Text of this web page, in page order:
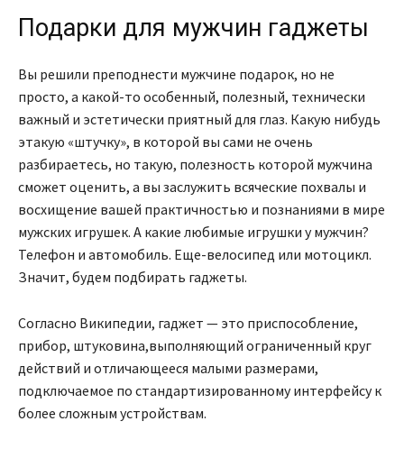
Подарки для мужчин гаджеты
Вы решили преподнести мужчине подарок, но не
просто, а какой-то особенный, полезный, технически
важный и эстетически приятный для глаз. Какую нибудь
этакую «штучку», в которой вы сами не очень
разбираетесь, но такую, полезность которой мужчина
сможет оценить, а вы заслужить всяческие похвалы и
восхищение вашей практичностью и познаниями в мире
мужских игрушек. А какие любимые игрушки у мужчин?
Телефон и автомобиль. Еще-велосипед или мотоцикл.
Значит, будем подбирать гаджеты.
Согласно Википедии, гаджет — это приспособление,
прибор, штуковина,выполняющий ограниченный круг
действий и отличающееся малыми размерами,
подключаемое по стандартизированному интерфейсу к
более сложным устройствам.